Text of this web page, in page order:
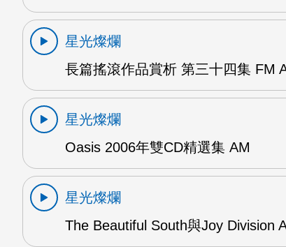
星光燦爛
長篇搖滾作品賞析 第三十四集 FM
星光燦爛
Oasis 2006年雙CD精選集 AM
星光燦爛
The Beautiful South與Joy Division